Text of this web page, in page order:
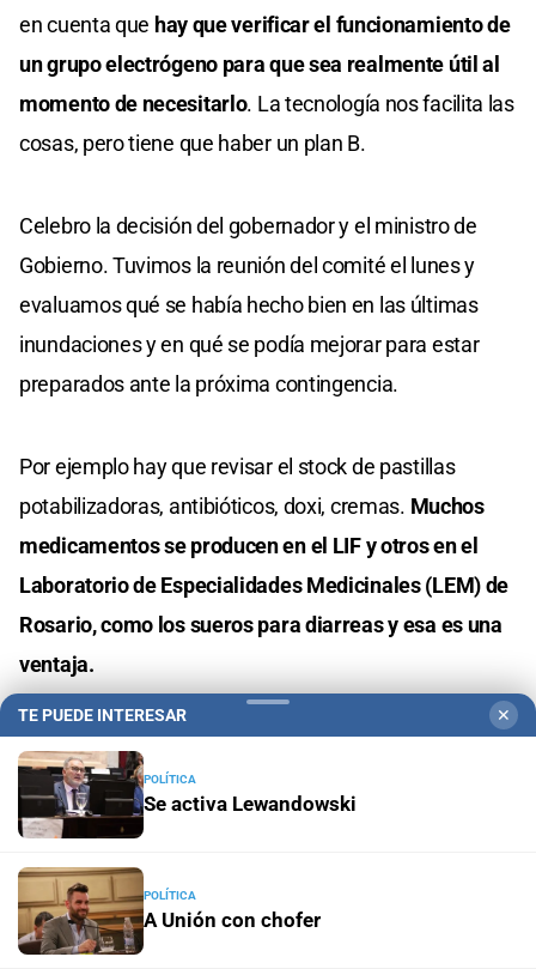
en cuenta que hay que verificar el funcionamiento de
un grupo electrógeno para que sea realmente útil al
momento de necesitarlo. La tecnología nos facilita las
cosas, pero tiene que haber un plan B.
Celebro la decisión del gobernador y el ministro de
Gobierno. Tuvimos la reunión del comité el lunes y
evaluamos qué se había hecho bien en las últimas
inundaciones y en qué se podía mejorar para estar
preparados ante la próxima contingencia.
Por ejemplo hay que revisar el stock de pastillas
potabilizadoras, antibióticos, doxi, cremas. Muchos
medicamentos se producen en el LIF y otros en el
Laboratorio de Especialidades Medicinales (LEM) de
Rosario, como los sueros para diarreas y esa es una
ventaja.
Puedo decir que somos ejemplo en cómo se trabaja
en inundación y hemos acompañado a muchas
provincias en estas situaciones
En cuanto a cómo se mide el impacto de una
inundación, podemos hablar de si hubo muertes o
TE PUEDE INTERESAR ✕
POLÍTICA
Se activa Lewandowski
POLÍTICA
A Unión con chofer